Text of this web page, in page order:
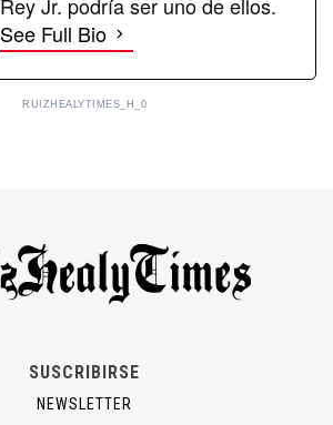
See Full Bio
RUIZHEALYTIMES_H_0
SUSCRIBIRSE
NEWSLETTER